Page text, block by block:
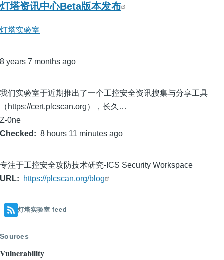
灯塔资讯中心Beta版本发布
灯塔实验室
8 years 7 months ago
我们实验室于近期推出了一个工控安全资讯搜集与分享工具
（https://cert.plcscan.org），长久…
Z-0ne
Checked
8 hours 11 minutes ago
专注于工控安全攻防技术研究-ICS Security Workspace
URL
https://plcscan.org/blog
灯塔实验室 feed
Sources
Vulnerability